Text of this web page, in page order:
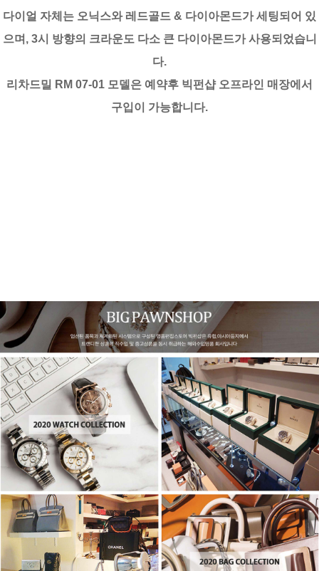
다이얼 자체는 오닉스와 레드골드 & 다이아몬드가 세팅되어 있
으며, 3시 방향의 크라운도 다소 큰 다이아몬드가 사용되었습니
다.
리차드밀 RM 07-01 모델은 예약후 빅펀샵 오프라인 매장에서
구입이 가능합니다.